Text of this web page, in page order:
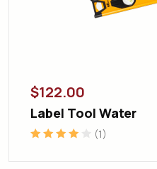
$122.00
Label Tool Water
(1)